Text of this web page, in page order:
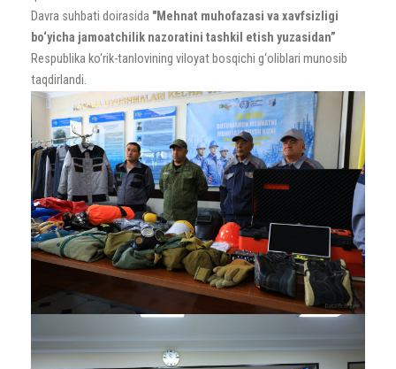
Davra suhbati doirasida "Mehnat muhofazasi va xavfsizligi
bo‘yicha jamoatchilik nazoratini tashkil etish yuzasidan”
Respublika ko‘rik-tanlovining viloyat bosqichi g‘oliblari munosib
taqdirlandi.